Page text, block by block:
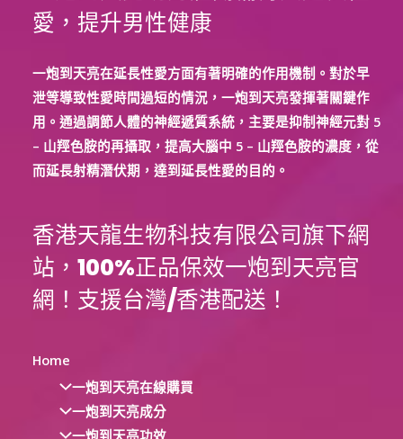
愛，提升男性健康
一炮到天亮在延長性愛方面有著明確的作用機制。對於早
泄等導致性愛時間過短的情況，一炮到天亮發揮著關鍵作
用。通過調節人體的神經遞質系統，主要是抑制神經元對 5
– 山羥色胺的再攝取，提高大腦中 5 – 山羥色胺的濃度，從
而延長射精潛伏期，達到延長性愛的目的。
香港天龍生物科技有限公司旗下網
站，100%正品保效一炮到天亮官
網！支援台灣/香港配送！
Home
一炮到天亮在線購買
一炮到天亮成分